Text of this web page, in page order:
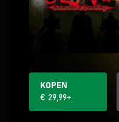
KOPEN
€ 29,99+